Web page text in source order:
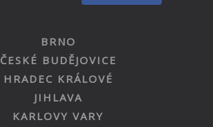
BRNO
ČESKÉ BUDĚJOVICE
HRADEC KRÁLOVÉ
JIHLAVA
KARLOVY VARY